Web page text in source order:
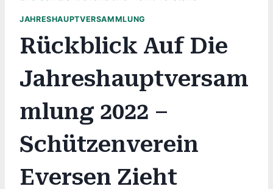
JAHRESHAUPTVERSAMMLUNG
Rückblick Auf Die
Jahreshauptversam
Mlung 2022 –
Schützenverein
Eversen Zieht